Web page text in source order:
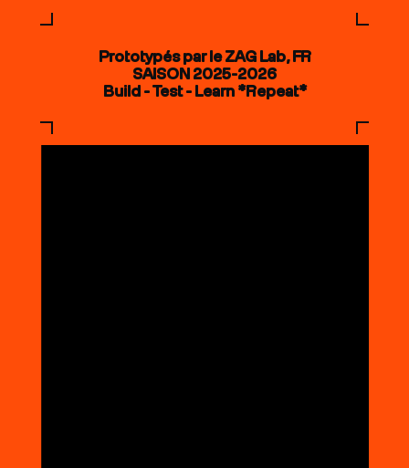
Prototypés par le ZAG Lab, FR
SAISON 2025-2026
Build - Test - Learn *Repeat*